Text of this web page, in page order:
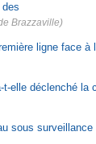
Brazzaville)
ligne face à
t-elle déclenché la
sous surveillance